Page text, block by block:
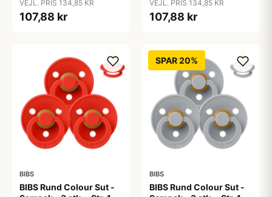
VEJL. PRIS 134,85 KR
107,88 kr
VEJL. PRIS 134,85 KR
107,88 kr
BIBS
BIBS Rund Colour Sut -
SPAR 20%
BIBS
BIBS Rund Colour Sut -